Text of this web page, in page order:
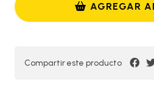
AGREGAR
Compartir este producto